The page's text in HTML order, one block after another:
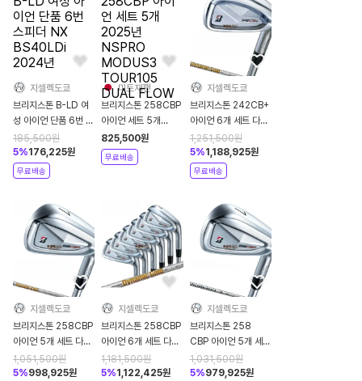
지셀렉도쿄
브리지스톤 B-LD 여
성 아이언 단품 6번 스
피더 NX BS40LDi
2024년
185,500원
5%176,225원
무료배송
미트재팬
브리지스톤 258CBP
아이언 세트 5개
2025년 NSPRO
MODUS3
TOUR105 DUAL
825,500원
무료배송
지셀렉도쿄
브리지스톤 242CB+
아이언 6개 세트 다이
나믹 골드 95 2025
년
1,251,500원
5%1,188,925원
무료배송
지셀렉도쿄
브리지스톤 258CBP
아이언 5개 세트 다이
나믹 골드 105 2025
년
1,051,500원
5%998,925원
지셀렉도쿄
브리지스톤 258CBP
아이언 6개 세트 다이
나믹 골드 HT 2025
년
1,181,500원
5%1,122,425원
지셀렉도쿄
브리지스톤 258
CBP 아이언 5개 세트
디이마나 iB65
2025년
1,031,500원
5%979,925원